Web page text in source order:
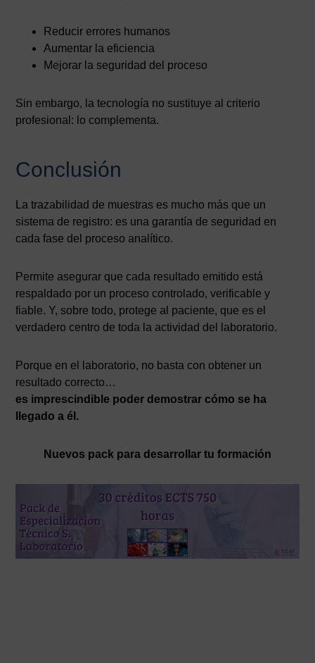
Reducir errores humanos
Aumentar la eficiencia
Mejorar la seguridad del proceso
Sin embargo, la tecnología no sustituye al criterio
profesional: lo complementa.
Conclusión
La trazabilidad de muestras es mucho más que un
sistema de registro: es una garantía de seguridad en
cada fase del proceso analítico.
Permite asegurar que cada resultado emitido está
respaldado por un proceso controlado, verificable y
fiable. Y, sobre todo, protege al paciente, que es el
verdadero centro de toda la actividad del laboratorio.
Porque en el laboratorio, no basta con obtener un
resultado correcto…
es imprescindible poder demostrar cómo se ha
llegado a él.
Nuevos pack para desarrollar tu formación